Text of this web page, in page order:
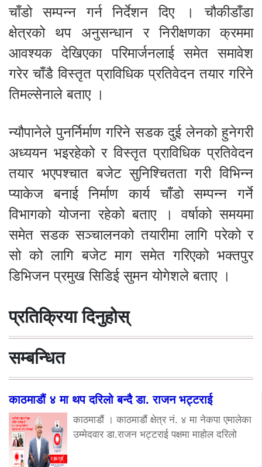
चाँडो सम्पन्न गर्न निर्देशन दिए । चौकीडाँडा
क्षेत्रको थप अनुसन्धान र निरीक्षणका क्रममा
आवश्यक देखिएका परिमार्जनलाई समेत समावेश
गरेर चाँडै विस्तृत प्राविधिक प्रतिवेदन तयार गरिने
तिमल्सेनाले बताए ।
न्यौपानेले पुनर्निर्माण गरिने सडक दुई लेनको हुनेगरी
अध्ययन भइरहेको र विस्तृत प्राविधिक प्रतिवेदन
तयार भएपश्चात बजेट सुनिश्चितता गरी विभिन्न
प्याकेज बनाई निर्माण कार्य चाँडो सम्पन्न गर्ने
विभागको योजना रहेको बताए । वर्षाको समयमा
समेत सडक सञ्चालनको तयारीमा लागि परेको र
सो को लागि बजेट माग समेत गरिएको भक्तपुर
डिभिजन प्रमुख सिडिई सुमन योगेशले बताए ।
प्रतिक्रिया दिनुहोस्
सम्बन्धित
काठमाडौं ४ मा थप दरिलो बन्दै डा. राजन भट्टराई
काठमाडौं । काठमाडौं क्षेत्र नं. ४ मा नेकपा एमालेका
उम्मेदवार डा.राजन भट्टराई पक्षमा माहोल दरिलो